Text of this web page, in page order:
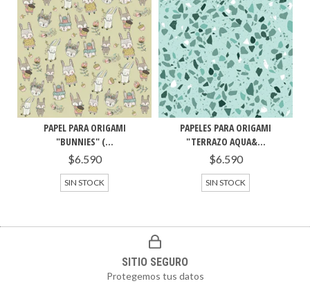
PAPEL PARA ORIGAMI
"BUNNIES" (...
$6.590
SIN STOCK
PAPELES PARA ORIGAMI
"TERRAZO AQUA&...
$6.590
SIN STOCK
SITIO SEGURO
Protegemos tus datos